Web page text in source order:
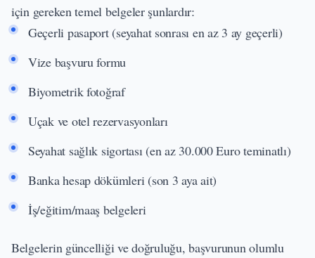
için gereken temel belgeler şunlardır:
Geçerli pasaport (seyahat sonrası en az 3 ay geçerli)
Vize başvuru formu
Biyometrik fotoğraf
Uçak ve otel rezervasyonları
Seyahat sağlık sigortası (en az 30.000 Euro teminatlı)
Banka hesap dökümleri (son 3 aya ait)
İş/eğitim/maaş belgeleri
Belgelerin güncelliği ve doğruluğu, başvurunun olumlu